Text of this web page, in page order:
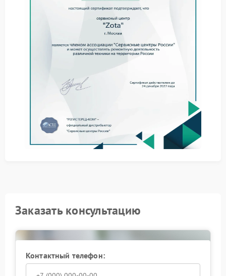
выполнить простые действия — они помогут понять
убедитесь, что устройство установлено на ровной
поверхности и не соприкасается с другими
проверить вентиляционные отверстия — они не
отключите ИБП от нагрузки и оцените, меняется ли
уровень шума;
Ремонт в сервисном центре Zota
Если самостоятельные меры не помогли, обратитесь
Не игнорируйте посторонние шумы: своевременное
обращение поможет избежать более серьезных
поломок в будущем. Свяжитесь с сервисом для
Заказать консультацию
Контактный телефон: